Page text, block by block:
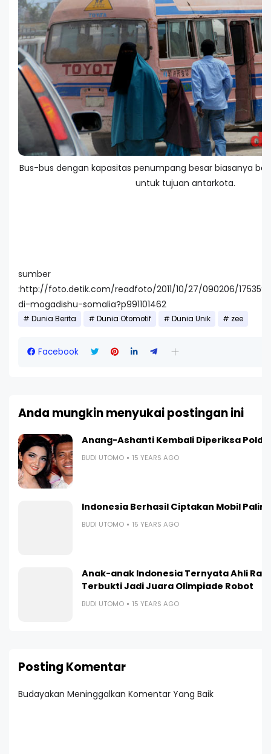
Bus-bus dengan kapasitas penumpang besar biasanya
untuk tujuan antarkota.
sumber
:http://foto.detik.com/readfoto/2011/10/27/090206/
di-mogadishu-somalia?p991101462
Dunia Berita Dunia Otomotif Dunia Unik zee
Facebook
Anda mungkin menyukai postingan ini
Anang-Ashanti Kembali Diperiksa
BUDI UTOMO 15 YEARS AGO
Indonesia Berhasil Ciptakan Mobil
BUDI UTOMO 15 YEARS AGO
Anak-anak Indonesia Ternyata Ahli
Terbukti Jadi Juara Olimpiade Robot
BUDI UTOMO 15 YEARS AGO
Posting Komentar
Budayakan Meninggalkan Komentar Yang Baik